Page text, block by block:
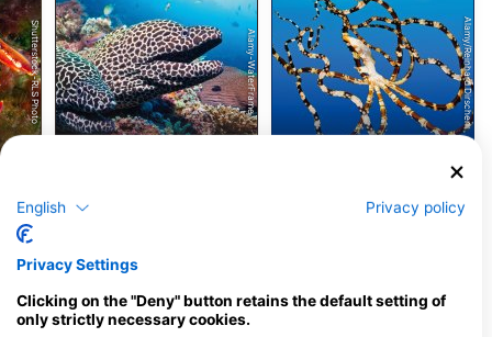
Alamy/Reinhard Dirscherl
10مشاهدات
F
M
A
M
J
J
A
S
O
N
D
Alamy-WaterFrame
J
F
M
A
M
J
J
A
S
O
N
D
Shutterstock-RLS Photo
J
English Privacy policy
Privacy Settings
Clicking on the "Deny" button retains the default setting of
only strictly necessary cookies.